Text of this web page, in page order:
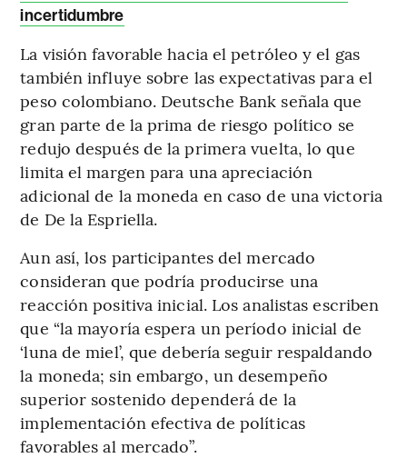
incertidumbre
La visión favorable hacia el petróleo y el gas
también influye sobre las expectativas para el
peso colombiano. Deutsche Bank señala que
gran parte de la prima de riesgo político se
redujo después de la primera vuelta, lo que
limita el margen para una apreciación
adicional de la moneda en caso de una victoria
de De la Espriella.
Aun así, los participantes del mercado
consideran que podría producirse una
reacción positiva inicial. Los analistas escriben
que “la mayoría espera un período inicial de
‘luna de miel’, que debería seguir respaldando
la moneda; sin embargo, un desempeño
superior sostenido dependerá de la
implementación efectiva de políticas
favorables al mercado”.